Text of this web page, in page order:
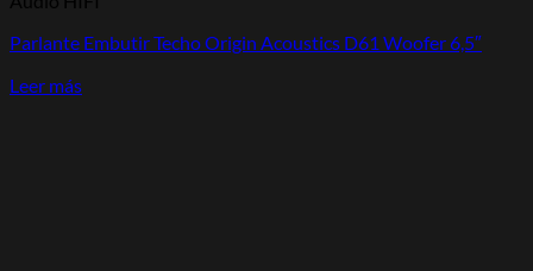
Parlante Embutir Techo Origin Acoustics D61 Woofer 6,5″
Leer más